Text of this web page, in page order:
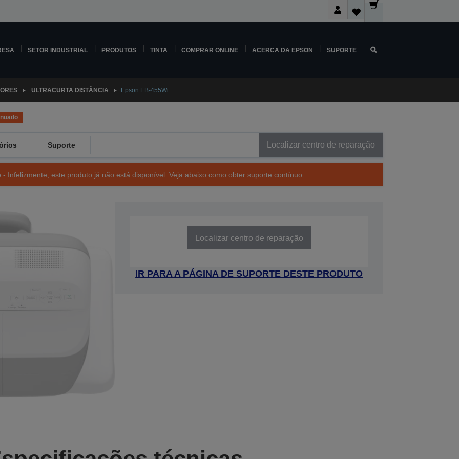
SETOR INDUSTRIAL PRODUTOS TINTA COMPRAR ONLINE ACERCA DA EPSON SUPORTE
ULTRACURTA DISTÂNCIA Epson EB-455Wi
Suporte Localizar centro de reparação
Infelizmente, este produto já não está disponível. Veja abaixo como obter suporte contínuo.
Localizar centro de reparação
IR PARA A PÁGINA DE SUPORTE DESTE PRODUTO